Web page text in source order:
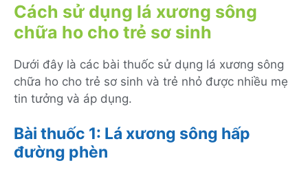
Cách sử dụng lá xương sông
chữa ho cho trẻ sơ sinh
Dưới đây là các bài thuốc sử dụng lá xương sông
chữa ho cho trẻ sơ sinh và trẻ nhỏ được nhiều mẹ
tin tưởng và áp dụng.
Bài thuốc 1: Lá xương sông hấp
đường phèn